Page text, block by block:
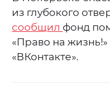
из глубокого
сообщил фонд
«Право на
«ВКонтакте».